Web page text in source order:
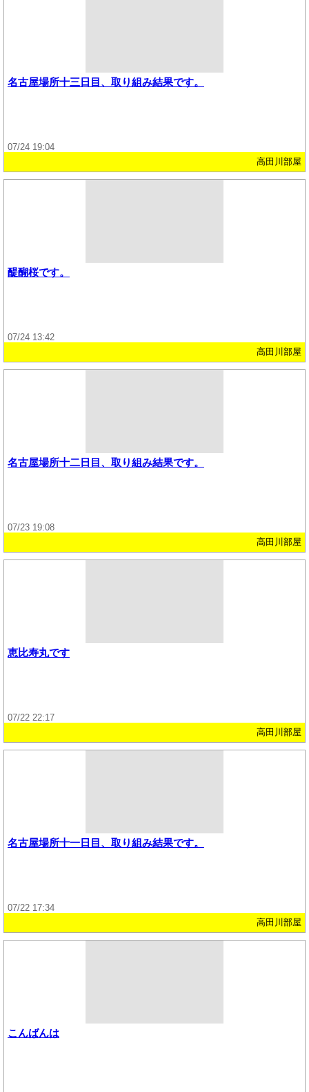
名古屋場所十三日目、取り組み結果です。
07/24 19:04
高田川部屋
醍醐桜です。
07/24 13:42
高田川部屋
名古屋場所十二日目、取り組み結果です。
07/23 19:08
高田川部屋
恵比寿丸です
07/22 22:17
高田川部屋
名古屋場所十一日目、取り組み結果です。
07/22 17:34
高田川部屋
こんばんは